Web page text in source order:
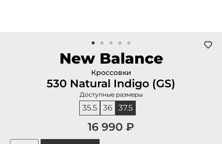
New Balance
Кроссовки
530 Natural Indigo (GS)
Доступные размеры
35.5 36 37.5
16 990 ₽